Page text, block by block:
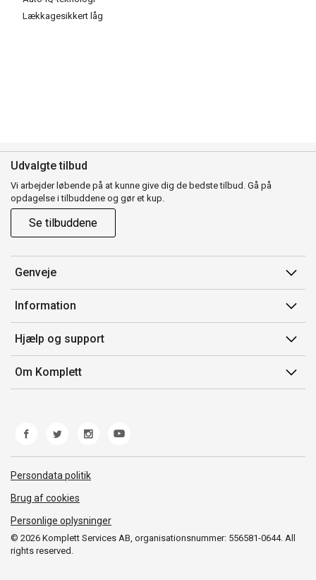
Lækkagesikkert låg
Udvalgte tilbud
Vi arbejder løbende på at kunne give dig de bedste tilbud. Gå på
opdagelse i tilbuddene og gør et kup.
Se tilbuddene
Genveje
Min side
Ordrehistorik
Gavekort
Information
Salgsbetingelser
Mærker/producent
Fortrydelsesret
Hjælp og support
Kontakt os
Kundeservice
Fejl/Mangler
Fragt og levering
Om Komplett
© 2026 Komplett Services AB, organisationsnummer: 556581-0644. All
rights reserved.
Persondata politik
Brug af cookies
Personlige oplysninger